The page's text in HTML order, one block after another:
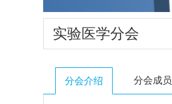
实验医学分会
分会介绍 分会成员